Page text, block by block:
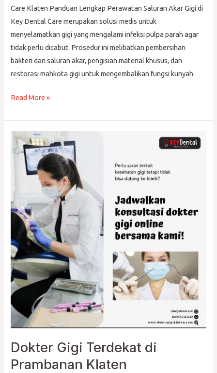
Care Klaten Panduan Lengkap Perawatan Saluran Akar Gigi di
Key Dental Care merupakan solusi medis untuk
menyelamatkan gigi yang mengalami infeksi pulpa parah agar
tidak perlu dicabut. Prosedur ini melibatkan pembersihan
bakteri dari saluran akar, pengisian material khusus, dan
restorasi mahkota gigi untuk mengembalikan fungsi kunyah
Read More »
Dokter Gigi Terdekat di
Prambanan Klaten
Dokter
Gigi
Terdekat
Prambanan
Klaten